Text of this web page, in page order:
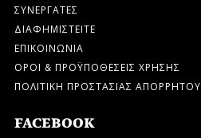
ΣΥΝΕΡΓΑΤΕΣ
ΔΙΑΦΗΜΙΣΤΕΙΤΕ
ΕΠΙΚΟΙΝΩΝΙΑ
ΟΡΟΙ & ΠΡΟΫΠΟΘΕΣΕΙΣ ΧΡΗΣΗΣ
ΠΟΛΙΤΙΚΗ ΠΡΟΣΤΑΣΙΑΣ ΑΠΟΡΡΗΤΟΥ
FACEBOOK